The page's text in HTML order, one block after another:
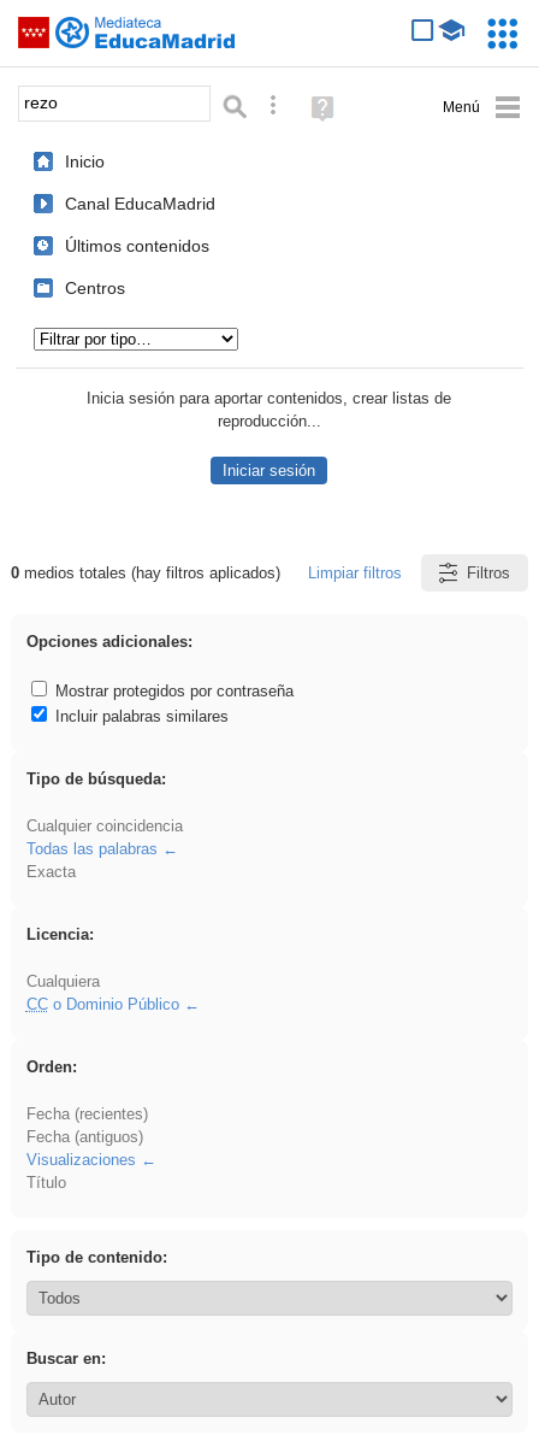
Saltar navegación
Palabra o frase: Búsqueda avanzada
Ayuda
(en
Inicio
Canal EducaMadrid
Últimos contenidos
Centros
Inicia sesión para aportar contenidos, crear listas de
reproducción...
Iniciar sesión
Resultados de: rezo
0medios totales (hay filtros aplicados) Limpiar filtros Filtros
Opciones adicionales:
Mostrar protegidos por contraseña
Incluir palabras similares
Tipo de búsqueda:
Cualquier coincidencia
Todas las palabras
Exacta
Licencia:
Cualquiera
CCo Dominio Público
Orden:
Fecha (recientes)
Fecha (antiguos)
Visualizaciones
Título
Tipo de contenido:
Buscar en: